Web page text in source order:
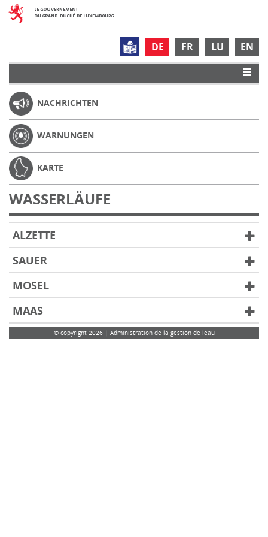
DE FR LU EN
NACHRICHTEN
WARNUNGEN
KARTE
WASSERLÄUFE
ALZETTE
SAUER
MOSEL
MAAS
© copyright 2026 | Administration de la gestion de leau